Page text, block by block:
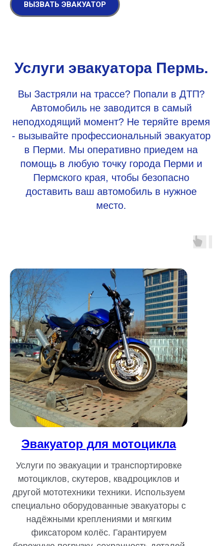
ВЫЗВАТЬ ЭВАКУАТОР
Услуги эвакуатора Пермь.
Вы Застряли на трассе? Попали в ДТП?
Автомобиль не заводится в самый
неподходящий момент? Не теряйте время
- вызывайте профессиональный эвакуатор
в Перми. Мы оперативно приедем на
помощь в любую точку города Перми и
Пермского края, чтобы безопасно
доставить ваш автомобиль в нужное
место.
Эвакуатор для мотоцикла
Услуги по эвакуации и транспортировке
мотоциклов, скутеров, квадроциклов и
другой мототехники техники. Используем
специально оборудованные эвакуаторы с
надёжными креплениями и мягким
фиксатором колёс. Гарантируем